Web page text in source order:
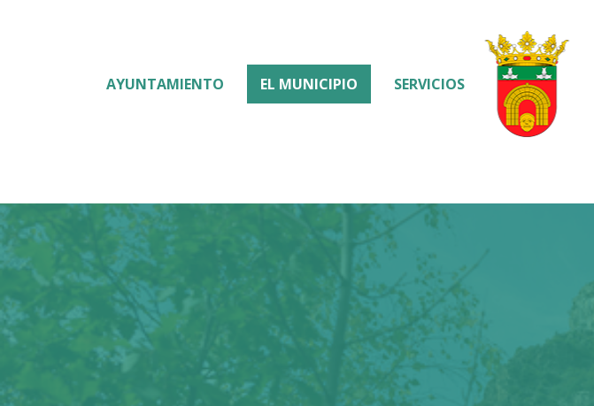
AYUNTAMIENTO EL MUNICIPIO SERVICIOS